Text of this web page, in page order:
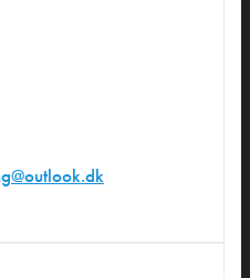
@outlook.dk